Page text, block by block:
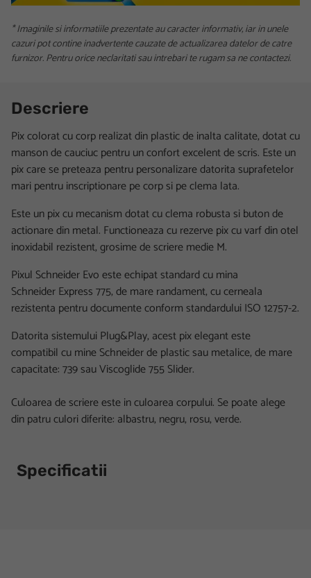
* Imaginile si informatiile prezentate au caracter informativ, iar in unele
cazuri pot contine inadvertente cauzate de actualizarea datelor de catre
furnizor. Pentru orice neclaritati sau intrebari te rugam sa ne contactezi.
Descriere
Pix colorat cu corp realizat din plastic de inalta calitate, dotat cu
manson de cauciuc pentru un confort excelent de scris. Este un
pix care se preteaza pentru personalizare datorita suprafetelor
mari pentru inscriptionare pe corp si pe clema lata.
Este un pix cu mecanism dotat cu clema robusta si buton de
actionare din metal. Functioneaza cu rezerve pix cu varf din otel
inoxidabil rezistent, grosime de scriere medie M.
Pixul Schneider Evo este echipat standard cu mina
Schneider Express 775, de mare randament, cu cerneala
rezistenta pentru documente conform standardului ISO 12757-2.
Datorita sistemului Plug&Play, acest pix elegant este
compatibil cu mine Schneider de plastic sau metalice, de mare
capacitate: 739 sau Viscoglide 755 Slider.
Culoarea de scriere este in culoarea corpului. Se poate alege
din patru culori diferite: albastru, negru, rosu, verde.
Specificatii